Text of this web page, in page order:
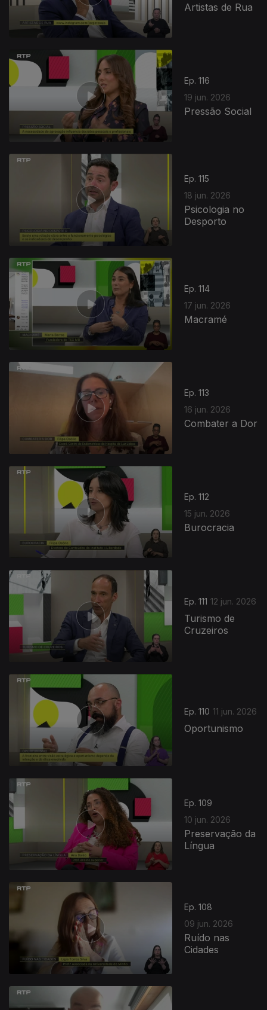
Artistas de Rua
Ep. 116
19 jun. 2026
Pressão Social
Ep. 115
18 jun. 2026
Psicologia no
Desporto
Ep. 114
17 jun. 2026
Macramé
Ep. 113
16 jun. 2026
Combater a Dor
Ep. 112
15 jun. 2026
Burocracia
Ep. 111 12 jun. 2026
Turismo de
Cruzeiros
Ep. 110 11 jun. 2026
Oportunismo
935317
Ep. 109
10 jun. 2026
Preservação da
Língua
Ep. 108
09 jun. 2026
Ruído nas
Cidades